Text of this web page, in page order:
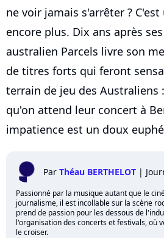
ne voir jamais s'arrêter ?
encore plus. Dix ans après
australien Parcels livre son
de titres forts qui feront
terrain de jeu des Australiens
qu'on attend leur concert à
impatience est un doux
Par Théau BERTHELOT |
Passionné par la musique autant que le
journalisme, il est incollable sur la scène
prend de passion pour les dessous de
l'organisation des concerts et festivals, où
le croiser.